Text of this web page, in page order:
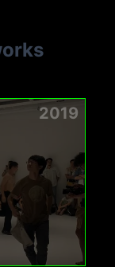
2019